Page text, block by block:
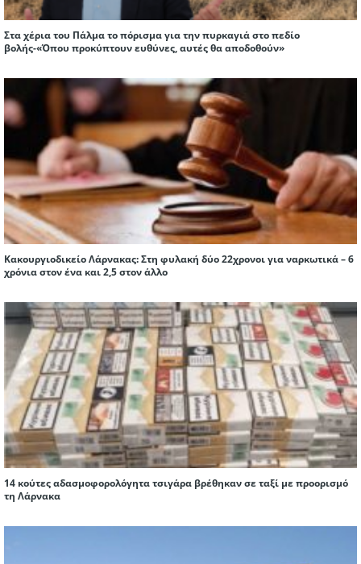
Στα χέρια του Πάλμα το πόρισμα για την πυρκαγιά στο πεδίο
βολής-«Όπου προκύπτουν ευθύνες, αυτές θα αποδοθούν»
Κακουργιοδικείο Λάρνακας: Στη φυλακή δύο 22χρονοι για ναρκωτικά – 6
χρόνια στον ένα και 2,5 στον άλλο
14 κούτες αδασμοφορολόγητα τσιγάρα βρέθηκαν σε ταξί με προορισμό
τη Λάρνακα